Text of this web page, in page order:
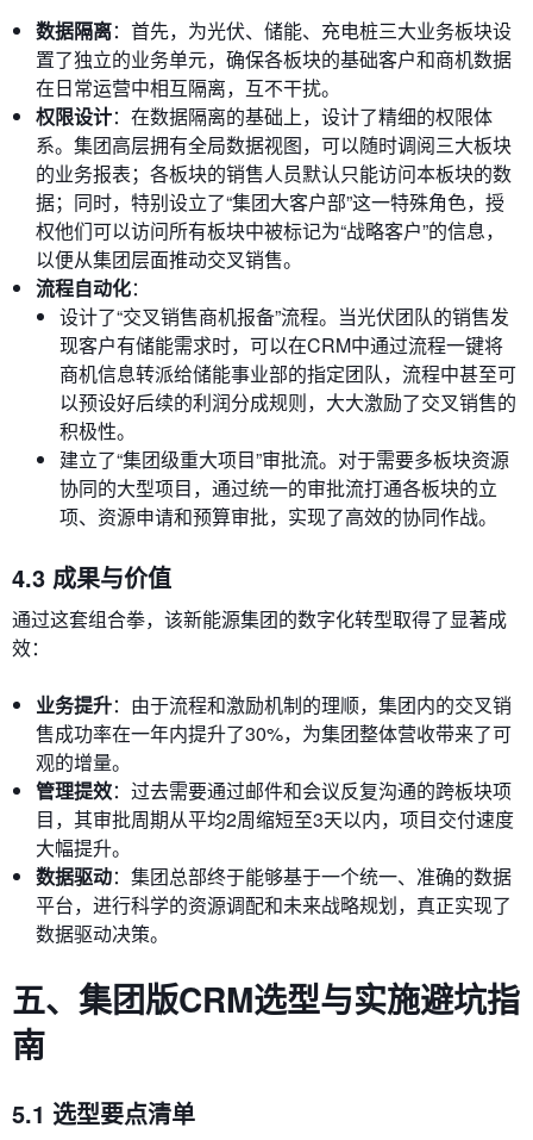
数据隔离：首先，为光伏、储能、充电桩三大业务板块设
置了独立的业务单元，确保各板块的基础客户和商机数据
在日常运营中相互隔离，互不干扰。
权限设计：在数据隔离的基础上，设计了精细的权限体
系。集团高层拥有全局数据视图，可以随时调阅三大板块
的业务报表；各板块的销售人员默认只能访问本板块的数
据；同时，特别设立了“集团大客户部”这一特殊角色，授
权他们可以访问所有板块中被标记为“战略客户”的信息，
以便从集团层面推动交叉销售。
流程自动化：
设计了“交叉销售商机报备”流程。当光伏团队的销售发
现客户有储能需求时，可以在CRM中通过流程一键将
商机信息转派给储能事业部的指定团队，流程中甚至可
以预设好后续的利润分成规则，大大激励了交叉销售的
积极性。
建立了“集团级重大项目”审批流。对于需要多板块资源
协同的大型项目，通过统一的审批流打通各板块的立
项、资源申请和预算审批，实现了高效的协同作战。
4.3 成果与价值
通过这套组合拳，该新能源集团的数字化转型取得了显著成
效：
业务提升：由于流程和激励机制的理顺，集团内的交叉销
售成功率在一年内提升了30%，为集团整体营收带来了可
观的增量。
管理提效：过去需要通过邮件和会议反复沟通的跨板块项
目，其审批周期从平均2周缩短至3天以内，项目交付速度
大幅提升。
数据驱动：集团总部终于能够基于一个统一、准确的数据
平台，进行科学的资源调配和未来战略规划，真正实现了
数据驱动决策。
五、集团版CRM选型与实施避坑指
南
5.1 选型要点清单